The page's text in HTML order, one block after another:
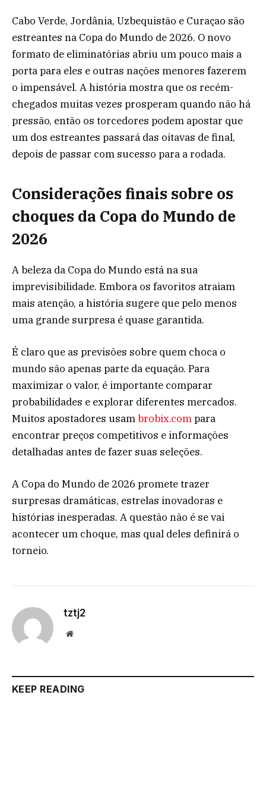
Cabo Verde, Jordânia, Uzbequistão e Curaçao são
estreantes na Copa do Mundo de 2026. O novo
formato de eliminatórias abriu um pouco mais a
porta para eles e outras nações menores fazerem
o impensável. A história mostra que os recém-
chegados muitas vezes prosperam quando não há
pressão, então os torcedores podem apostar que
um dos estreantes passará das oitavas de final,
depois de passar com sucesso para a rodada.
Considerações finais sobre os
choques da Copa do Mundo de
2026
A beleza da Copa do Mundo está na sua
imprevisibilidade. Embora os favoritos atraiam
mais atenção, a história sugere que pelo menos
uma grande surpresa é quase garantida.
É claro que as previsões sobre quem choca o
mundo são apenas parte da equação. Para
maximizar o valor, é importante comparar
probabilidades e explorar diferentes mercados.
Muitos apostadores usambrobix.compara
encontrar preços competitivos e informações
detalhadas antes de fazer suas seleções.
A Copa do Mundo de 2026 promete trazer
surpresas dramáticas, estrelas inovadoras e
histórias inesperadas. A questão não é se vai
acontecer um choque, mas qual deles definirá o
torneio.
tztj2
Website
KEEP READING